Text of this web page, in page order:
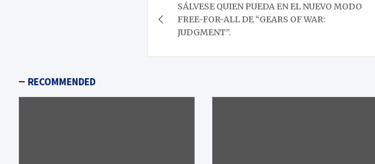
de
entradas
SÁLVESE QUIEN PUEDA EN EL NUEVO MODO
FREE-FOR-ALL DE “GEARS OF WAR:
JUDGMENT”.
RECOMMENDED